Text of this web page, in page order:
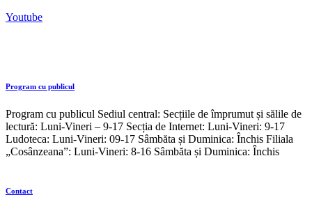
Youtube
Program cu publicul
Program cu publicul Sediul central: Secțiile de împrumut și sălile de
lectură: Luni-Vineri – 9-17 Secția de Internet: Luni-Vineri: 9-17
Ludoteca: Luni-Vineri: 09-17 Sâmbăta și Duminica: Închis Filiala
„Cosânzeana”: Luni-Vineri: 8-16 Sâmbăta și Duminica: Închis
Contact